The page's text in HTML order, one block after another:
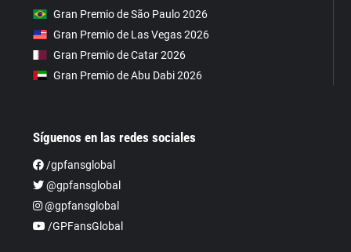
Gran Premio de São Paulo 2026
Gran Premio de Las Vegas 2026
Gran Premio de Catar 2026
Gran Premio de Abu Dabi 2026
Síguenos en las redes sociales
/gpfansglobal
@gpfansglobal
@gpfansglobal
/GPFansGlobal